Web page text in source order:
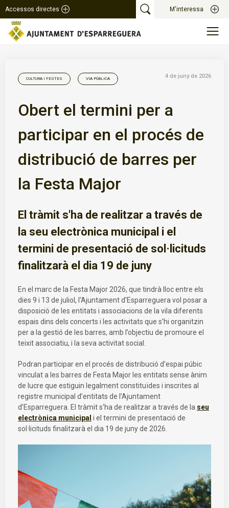
Accessos directes M'interessa
CULTURA I FESTES VIA PÚBLICA 4 de juny de 2026
Obert el termini per a
participar en el procés de
distribució de barres per
la Festa Major
El tràmit s'ha de realitzar a través de
la seu electrònica municipal i el
termini de presentació de sol·licituds
finalitzarà el dia 19 de juny
En el marc de la Festa Major 2026, que tindrà lloc entre els
dies 9 i 13 de juliol, l'Ajuntament d'Esparreguera vol posar a
disposició de les entitats i associacions de la vila diferents
espais dins dels concerts i les activitats que s’hi organitzin
per a la gestió de les barres, amb l’objectiu de promoure el
teixit associatiu, i la seva activitat social.
Podran participar en el procés de distribució d’espai púbic
vinculat a les barres de Festa Major les entitats sense ànim
de lucre que estiguin legalment constituïdes i inscrites al
registre municipal d’entitats de l’Ajuntament
d’Esparreguera. El tràmit s'ha de realitzar a través de la seu
electrònica municipal i el termini de presentació de
sol·licituds finalitzarà el dia 19 de juny de 2026.